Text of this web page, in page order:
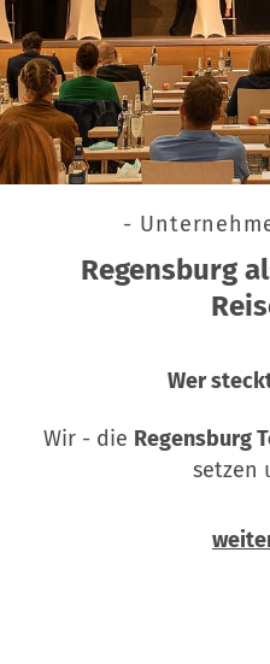
-
Regensburg
Wer
Wir - die Regensburg
setzen